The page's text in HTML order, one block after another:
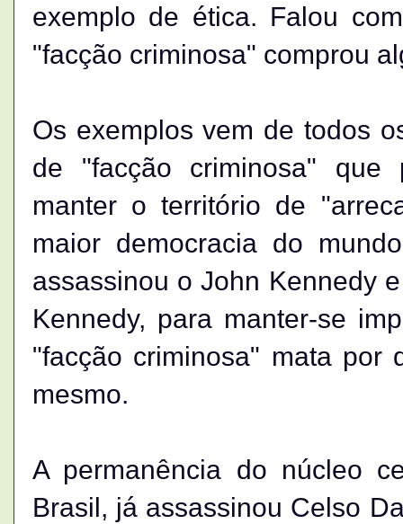
exemplo de ética. Falou
"facção criminosa" comprou
Os exemplos vem de todos
de "facção criminosa" que
manter o território de
maior democracia do
assassinou o John Kennedy
Kennedy, para manter-se
"facção criminosa" mata por
mesmo.
A permanência do núcleo
Brasil, já assassinou Celso